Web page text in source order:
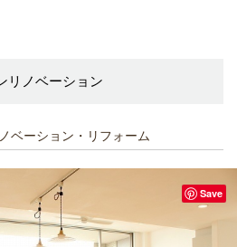
ノベーション
ベーション・リフォーム
Save